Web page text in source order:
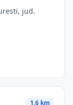
1.6 km